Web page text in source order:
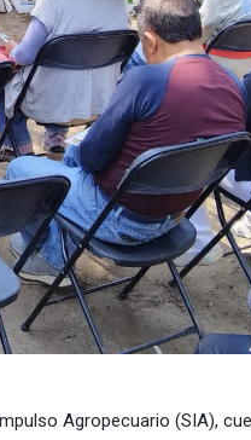
Agropecuario (SIA),